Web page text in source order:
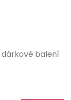
dárkové balení